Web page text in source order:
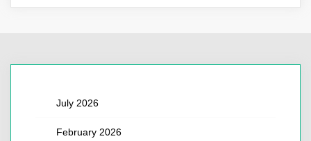
July 2026
February 2026